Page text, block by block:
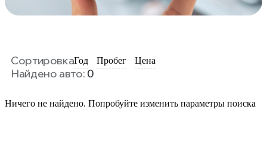
СортировкаГод Пробег Цена
Найдено авто: 0
Ничего не найдено. Попробуйте изменить параметры поиска